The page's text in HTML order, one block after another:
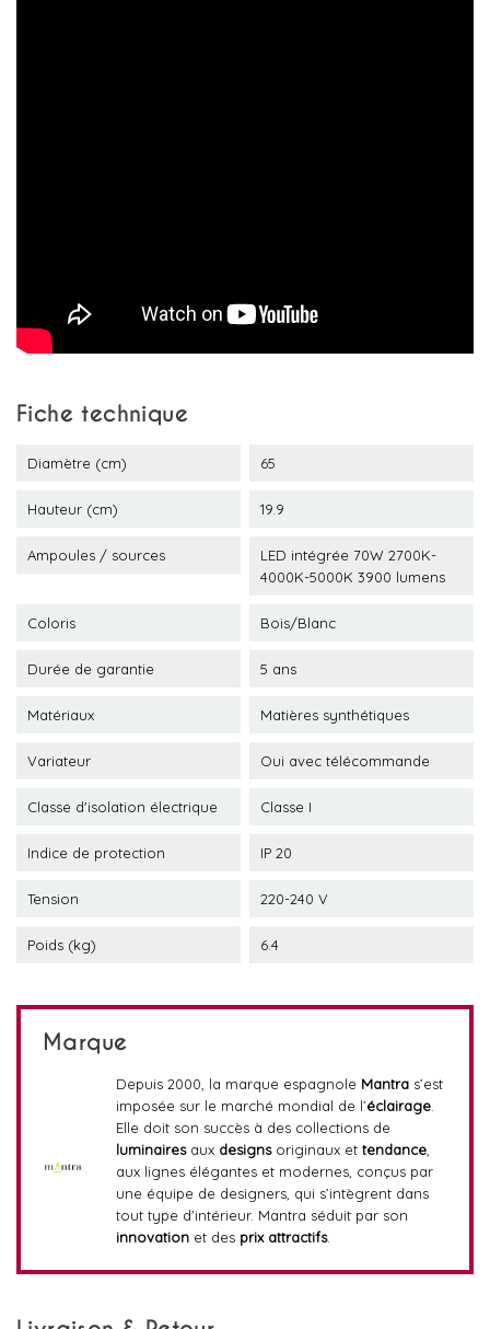
Fiche technique
Diamètre (cm) 65
Hauteur (cm) 19.9
Ampoules / sources
LED intégrée 70W 2700K-
4000K-5000K 3900 lumens
Coloris Bois/Blanc
Durée de garantie 5 ans
Matériaux Matières synthétiques
Variateur Oui avec télécommande
Classe d'isolation électrique Classe I
Indice de protection IP 20
Tension 220-240 V
Poids (kg) 6.4
Marque
Depuis 2000, la marque espagnole Mantras’est
imposée sur le marché mondial de l’éclairage.
Elle doit son succès à des collections de
luminairesaux designsoriginaux et tendance,
aux lignes élégantes et modernes, conçus par
une équipe de designers, qui s’intègrent dans
tout type d'intérieur. Mantra séduit par son
innovationet des prix attractifs.